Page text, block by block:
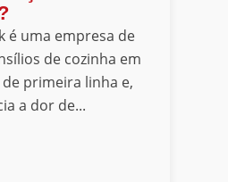
é uma empresa de
de cozinha em
primeira linha e,
a dor de...